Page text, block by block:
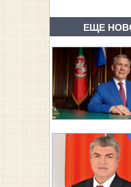
ЕЩЕ